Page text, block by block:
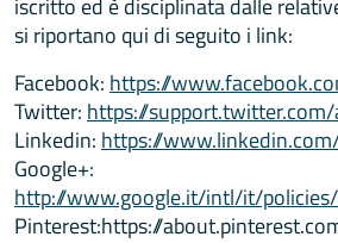
si riportano qui di seguito i link:
Facebook: https://
Twitter: https://
Linkedin: https://
Google+:
http://www.google.it/intl/it/
Pinterest:https://